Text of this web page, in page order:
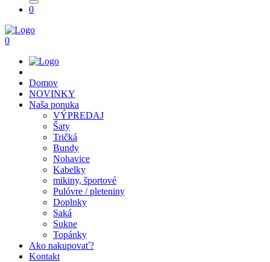
0
0
Domov
NOVINKY
Naša ponuka
VÝPREDAJ
Šaty
Tričká
Bundy
Nohavice
Kabelky
mikiny, športové
Pulóvre / pleteniny
Doplnky
Saká
Sukne
Topánky
Ako nakupovať?
Kontakt